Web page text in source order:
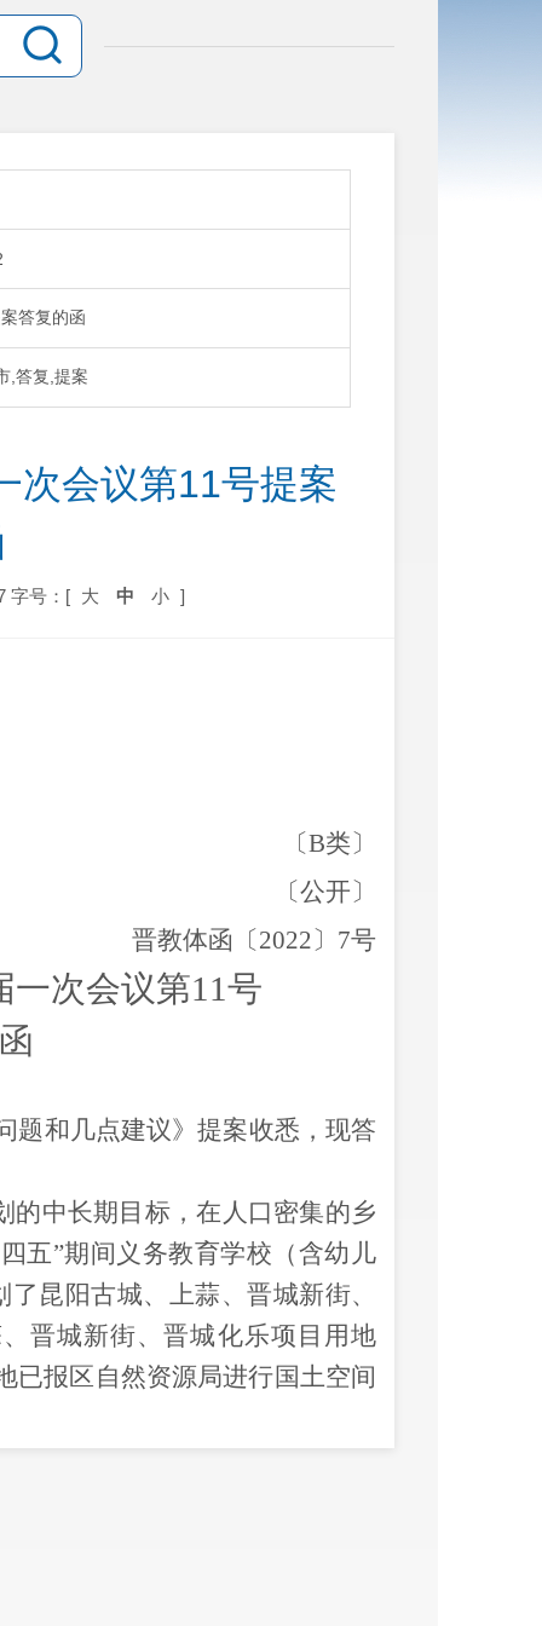
答复的函
,答复,提案
次会议第11号提案
字号：[ 大 中 小 ]
〔B类〕
〔公开〕
晋教体函〔2022〕 7号
一次会议第11号
题和几点建议》提案收悉，现答
的中长期目标，在人口密集的乡
五”期间义务教育学校（含幼儿
昆阳古城、上蒜、晋城新街、
晋城新街、晋城化乐项目用地
已报区自然资源局进行国土空间